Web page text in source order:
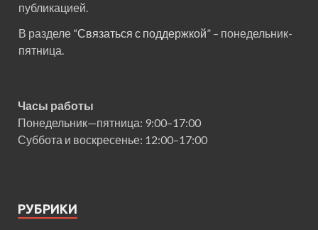
публикацией.
В разделе “Связаться с поддержкой” – понедельник-
пятница.
Часы работы
Понедельник—пятница: 9:00–17:00
Суббота и воскресенье: 12:00–17:00
РУБРИКИ